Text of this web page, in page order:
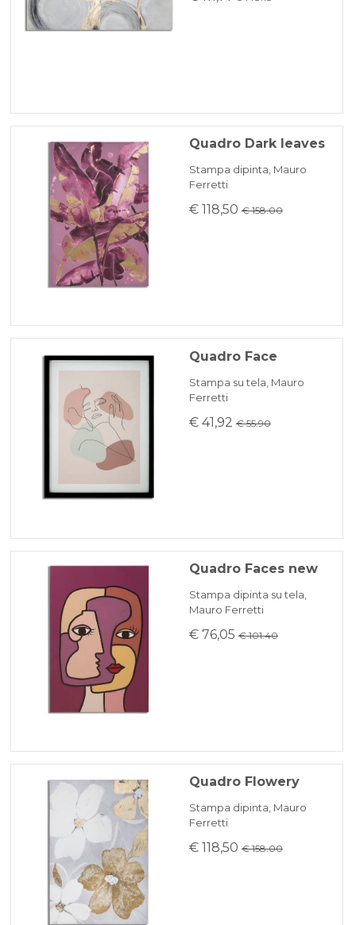
Quadro Dark leaves
Stampa dipinta, Mauro
Ferretti
€ 118,50 € 158.00
Quadro Face
Stampa su tela, Mauro
Ferretti
€ 41,92 € 55.90
Quadro Faces new
Stampa dipinta su tela,
Mauro Ferretti
€ 76,05 € 101.40
Quadro Flowery
Stampa dipinta, Mauro
Ferretti
€ 118,50 € 158.00